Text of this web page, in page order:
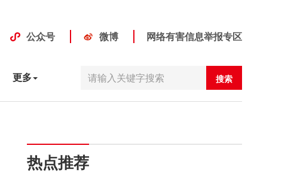
公众号 微博 网络有害信息举报专区
更多 搜索
热点推荐